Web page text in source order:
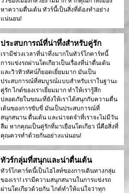
หาความตื่นเต้น ทัวร์นี้เป็นสิ่งที่ต้องทำอย่าง
แน่นอน!
ประสบการณ์ที่น่าทึ่งสำหรับคู่รัก
เรามีช่วงเวลาที่น่าทึ่งมากในทัวร์โกคาร์ทนี้
การแข่งรถผ่านโตเกียวเป็นเรื่องที่น่าตื่นเต้น
และวิวทิวทัศน์ก็ยอดเยี่ยมมาก มันเป็น
ประสบการณ์ที่สมบูรณ์แบบสำหรับเราในฐานะ
คู่รัก ไกด์ของเราเยี่ยมมาก ทำให้เรารู้สึก
ปลอดภัยในขณะที่ยังให้เราได้สนุกกับความตื่น
เต้นของการขับขี่ มันเป็นประสบการณ์ที่
สนุกสนาน ตื่นเต้น และน่าจดจำที่เราจะไม่มีวัน
ลืม หากคุณเป็นคู่รักที่มาเยือนโตเกียว นี่คือสิ่งที่
คุณควรทำด้วยกันอย่างแน่นอน!
ทัวร์กลุ่มที่สนุกและน่าตื่นเต้น
ทัวร์โกคาร์ตนี้เป็นไฮไลท์ของการเดินทางกลุ่ม
ของเรา! เรามีความสนุกสนานในการแข่งรถ
ผ่านโตเกียวด้วยกัน ไกด์ทำให้แน่ใจว่าทุก